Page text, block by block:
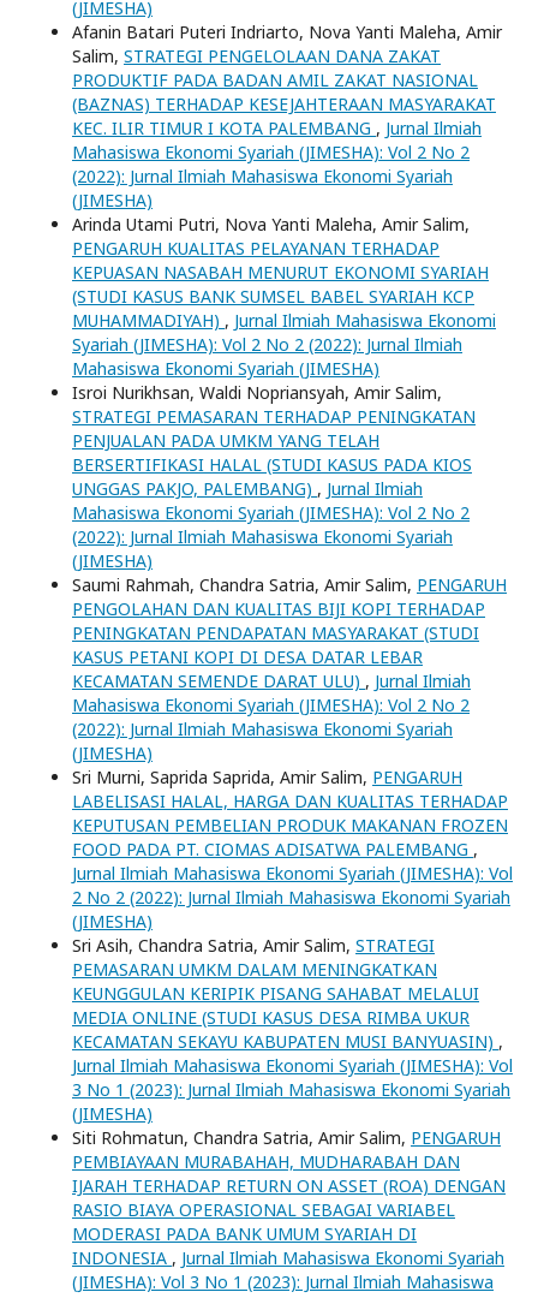
(JIMESHA)
Afanin Batari Puteri Indriarto, Nova Yanti Maleha, Amir
Salim, STRATEGI PENGELOLAAN DANA ZAKAT
PRODUKTIF PADA BADAN AMIL ZAKAT NASIONAL
(BAZNAS) TERHADAP KESEJAHTERAAN MASYARAKAT
KEC. ILIR TIMUR I KOTA PALEMBANG , Jurnal Ilmiah
Mahasiswa Ekonomi Syariah (JIMESHA): Vol 2 No 2
(2022): Jurnal Ilmiah Mahasiswa Ekonomi Syariah
(JIMESHA)
Arinda Utami Putri, Nova Yanti Maleha, Amir Salim,
PENGARUH KUALITAS PELAYANAN TERHADAP
KEPUASAN NASABAH MENURUT EKONOMI SYARIAH
(STUDI KASUS BANK SUMSEL BABEL SYARIAH KCP
MUHAMMADIYAH) , Jurnal Ilmiah Mahasiswa Ekonomi
Syariah (JIMESHA): Vol 2 No 2 (2022): Jurnal Ilmiah
Mahasiswa Ekonomi Syariah (JIMESHA)
Isroi Nurikhsan, Waldi Nopriansyah, Amir Salim,
STRATEGI PEMASARAN TERHADAP PENINGKATAN
PENJUALAN PADA UMKM YANG TELAH
BERSERTIFIKASI HALAL (STUDI KASUS PADA KIOS
UNGGAS PAKJO, PALEMBANG) , Jurnal Ilmiah
Mahasiswa Ekonomi Syariah (JIMESHA): Vol 2 No 2
(2022): Jurnal Ilmiah Mahasiswa Ekonomi Syariah
(JIMESHA)
Saumi Rahmah, Chandra Satria, Amir Salim, PENGARUH
PENGOLAHAN DAN KUALITAS BIJI KOPI TERHADAP
PENINGKATAN PENDAPATAN MASYARAKAT (STUDI
KASUS PETANI KOPI DI DESA DATAR LEBAR
KECAMATAN SEMENDE DARAT ULU) , Jurnal Ilmiah
Mahasiswa Ekonomi Syariah (JIMESHA): Vol 2 No 2
(2022): Jurnal Ilmiah Mahasiswa Ekonomi Syariah
(JIMESHA)
Sri Murni, Saprida Saprida, Amir Salim, PENGARUH
LABELISASI HALAL, HARGA DAN KUALITAS TERHADAP
KEPUTUSAN PEMBELIAN PRODUK MAKANAN FROZEN
FOOD PADA PT. CIOMAS ADISATWA PALEMBANG ,
Jurnal Ilmiah Mahasiswa Ekonomi Syariah (JIMESHA): Vol
2 No 2 (2022): Jurnal Ilmiah Mahasiswa Ekonomi Syariah
(JIMESHA)
Sri Asih, Chandra Satria, Amir Salim, STRATEGI
PEMASARAN UMKM DALAM MENINGKATKAN
KEUNGGULAN KERIPIK PISANG SAHABAT MELALUI
MEDIA ONLINE (STUDI KASUS DESA RIMBA UKUR
KECAMATAN SEKAYU KABUPATEN MUSI BANYUASIN) ,
Jurnal Ilmiah Mahasiswa Ekonomi Syariah (JIMESHA): Vol
3 No 1 (2023): Jurnal Ilmiah Mahasiswa Ekonomi Syariah
(JIMESHA)
Siti Rohmatun, Chandra Satria, Amir Salim, PENGARUH
PEMBIAYAAN MURABAHAH, MUDHARABAH DAN
IJARAH TERHADAP RETURN ON ASSET (ROA) DENGAN
RASIO BIAYA OPERASIONAL SEBAGAI VARIABEL
MODERASI PADA BANK UMUM SYARIAH DI
INDONESIA , Jurnal Ilmiah Mahasiswa Ekonomi Syariah
(JIMESHA): Vol 3 No 1 (2023): Jurnal Ilmiah Mahasiswa